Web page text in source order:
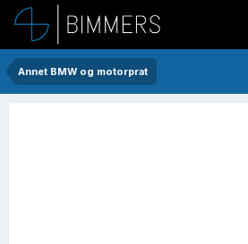
Annet BMW og motorprat